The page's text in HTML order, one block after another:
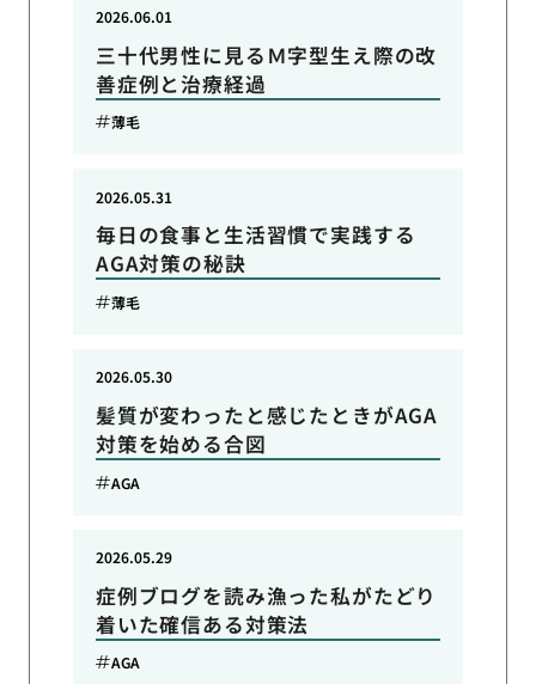
三十代男性に見るＭ字型生え際の改
善症例と治療経過
2026.06.01
薄毛
毎日の食事と生活習慣で実践する
AGA対策の秘訣
2026.05.31
薄毛
髪質が変わったと感じたときがAGA
対策を始める合図
2026.05.30
AGA
症例ブログを読み漁った私がたどり
着いた確信ある対策法
2026.05.29
AGA